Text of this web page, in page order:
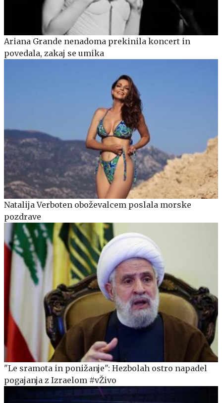
Ariana Grande nenadoma prekinila koncert in
povedala, zakaj se umika
Natalija Verboten oboževalcem poslala morske
pozdrave
"Le sramota in ponižanje": Hezbolah ostro napadel
pogajanja z Izraelom #vŽivo